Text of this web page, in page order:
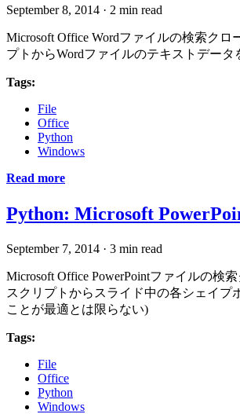
September 8, 2014 · 2 min read
Microsoft Office Wordファイルの検索ク
プトからWordファイルのテキストデー
Tags:
File
Office
Python
Windows
Read more
Python: Microsoft
September 7, 2014 · 3 min read
Microsoft Office PowerPointファイルの検
スクリプトからスライド中の各シェイプ
ことが最適とは限らない)
Tags:
File
Office
Python
Windows